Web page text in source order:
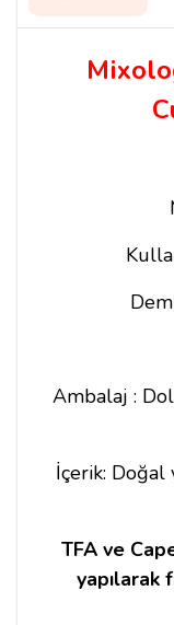
Ambalaj :
İçerik:
TFA ve
yapılarak